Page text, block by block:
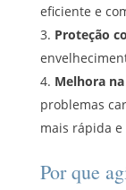
eficiente e
Proteção
Melhora
problemas
mais rápida e
Por que